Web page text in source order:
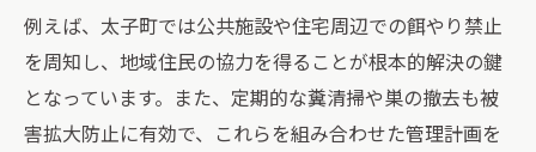
例えば、太子町では公共施設や住宅周辺での餌やり禁止
を周知し、地域住民の協力を得ることが根本的解決の鍵
となっています。また、定期的な糞清掃や巣の撤去も被
害拡大防止に有効で、これらを組み合わせた管理計画を